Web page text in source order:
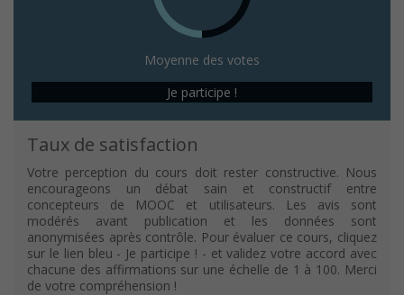
Moyenne des votes
Je participe !
Taux de satisfaction
Votre perception du cours doit rester constructive. Nous
encourageons un débat sain et constructif entre
concepteurs de MOOC et utilisateurs. Les avis sont
modérés avant publication et les données sont
anonymisées après contrôle. Pour évaluer ce cours, cliquez
sur le lien bleu - Je participe ! - et validez votre accord avec
chacune des affirmations sur une échelle de 1 à 100. Merci
de votre compréhension !